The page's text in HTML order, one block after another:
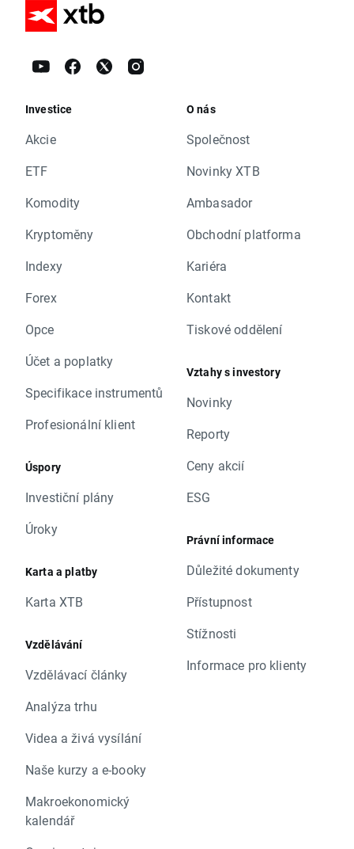
Investice
Akcie
ETF
Komodity
Kryptoměny
Indexy
Forex
Opce
Účet a poplatky
Specifikace instrumentů
Profesionální klient
Úspory
Investiční plány
Úroky
Karta a platby
Karta XTB
Vzdělávání
Vzdělávací články
Analýza trhu
Videa a živá vysílání
Naše kurzy a e-booky
Makroekonomický
kalendář
O nás
Společnost
Novinky XTB
Ambasador
Obchodní platforma
Kariéra
Kontakt
Tiskové oddělení
Vztahy s investory
Novinky
Reporty
Ceny akcií
ESG
Právní informace
Důležité dokumenty
Přístupnost
Stížnosti
Informace pro klienty